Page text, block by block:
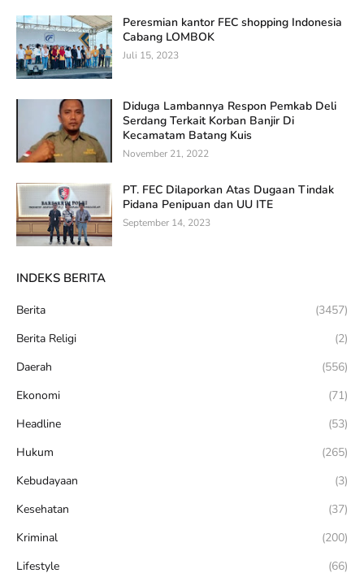
Peresmian kantor FEC shopping Indonesia
Cabang LOMBOK
Juli 15, 2023
Diduga Lambannya Respon Pemkab Deli
Serdang Terkait Korban Banjir Di
Kecamatam Batang Kuis
November 21, 2022
PT. FEC Dilaporkan Atas Dugaan Tindak
Pidana Penipuan dan UU ITE
September 14, 2023
INDEKS BERITA
Berita
(3457)
Berita Religi
(2)
Daerah
(556)
Ekonomi
(71)
Headline
(53)
Hukum
(265)
Kebudayaan
(3)
Kesehatan
(37)
Kriminal
(200)
Lifestyle
(66)